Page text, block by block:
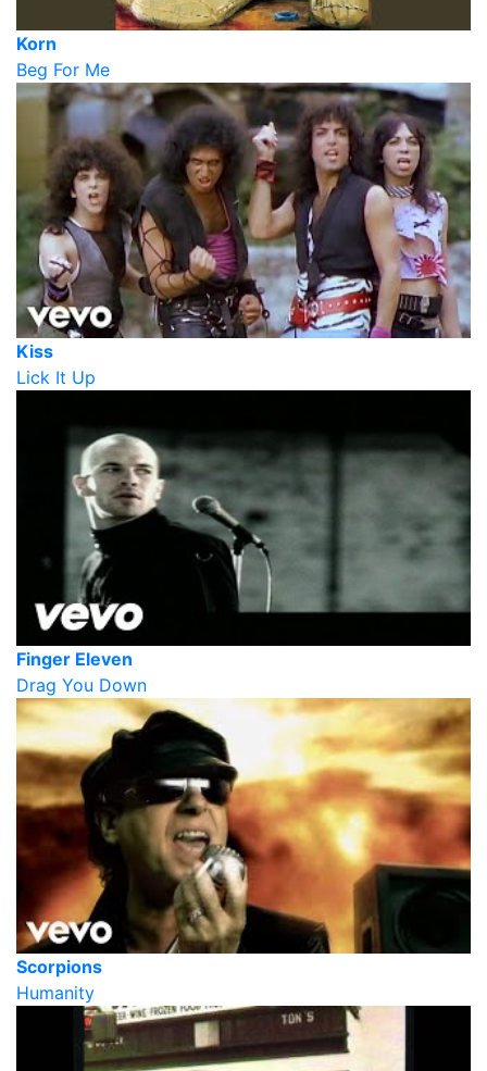
Korn
Beg For Me
Kiss
Lick It Up
Finger Eleven
Drag You Down
Scorpions
Humanity